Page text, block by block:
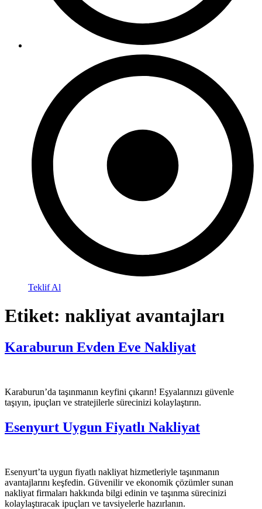
Teklif Al
Etiket: nakliyat avantajları
Karaburun Evden Eve Nakliyat
Karaburun’da taşınmanın keyfini çıkarın! Eşyalarınızı güvenle
taşıyın, ipuçları ve stratejilerle sürecinizi kolaylaştırın.
Esenyurt Uygun Fiyatlı Nakliyat
Esenyurt’ta uygun fiyatlı nakliyat hizmetleriyle taşınmanın
avantajlarını keşfedin. Güvenilir ve ekonomik çözümler sunan
nakliyat firmaları hakkında bilgi edinin ve taşınma sürecinizi
kolaylaştıracak ipuçları ve tavsiyelerle hazırlanın.